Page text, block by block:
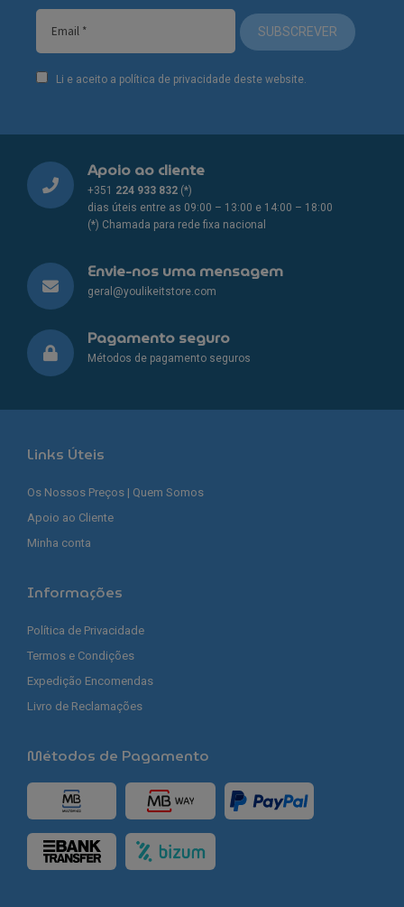
SUBSCREVER
Li e aceito a política de privacidade deste website.
Apoio ao cliente
+351 224 933 832 (*)
dias úteis entre as 09:00 – 13:00 e 14:00 – 18:00
(*) Chamada para rede fixa nacional
Envie-nos uma mensagem
geral@youlikeitstore.com
Pagamento seguro
Métodos de pagamento seguros
Links Úteis
Os Nossos Preços | Quem Somos
Apoio ao Cliente
Minha conta
Informações
Política de Privacidade
Termos e Condições
Expedição Encomendas
Livro de Reclamações
Métodos de Pagamento